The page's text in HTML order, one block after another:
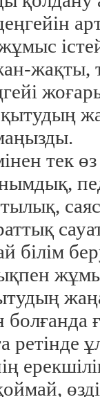
жақты,
тек
білім
ретінде